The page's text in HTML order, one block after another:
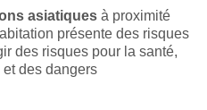
asiatiques à proximité
présente des risques
des risques pour la santé,
des dangers